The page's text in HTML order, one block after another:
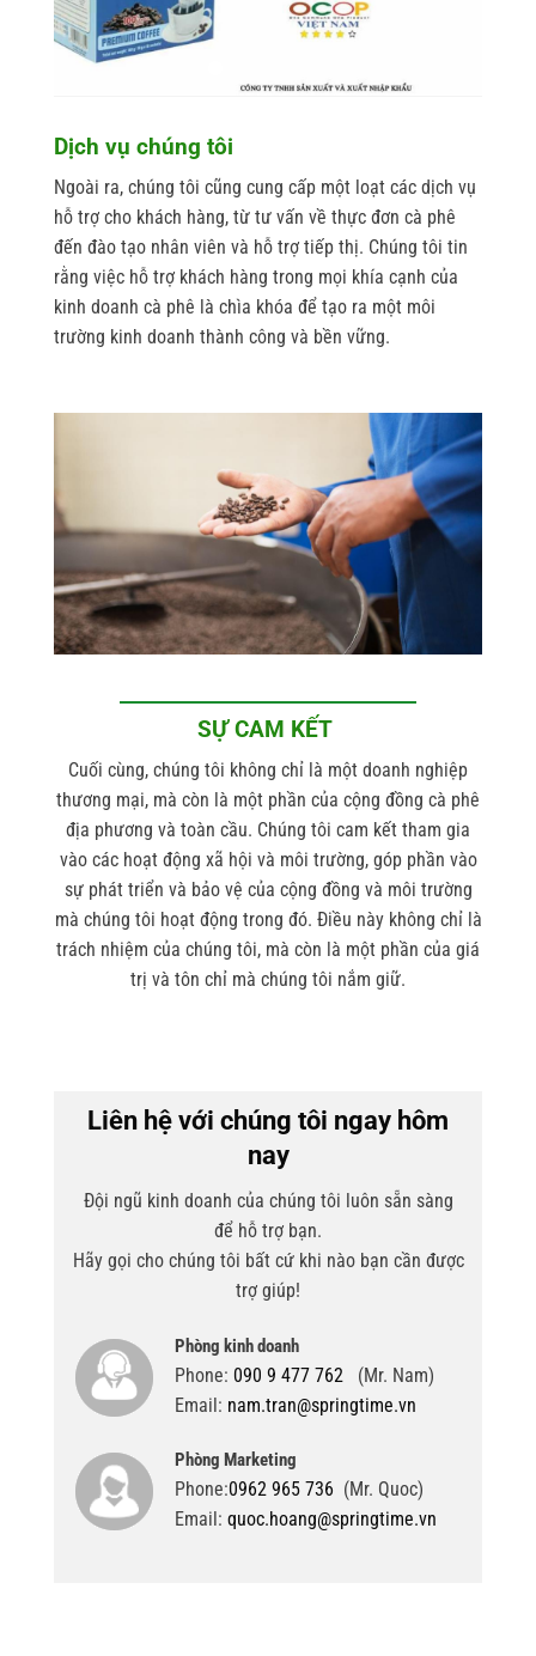
Dịch vụ chúng tôi
Ngoài ra, chúng tôi cũng cung cấp một loạt các dịch vụ
hỗ trợ cho khách hàng, từ tư vấn về thực đơn cà phê
đến đào tạo nhân viên và hỗ trợ tiếp thị. Chúng tôi tin
rằng việc hỗ trợ khách hàng trong mọi khía cạnh của
kinh doanh cà phê là chìa khóa để tạo ra một môi
trường kinh doanh thành công và bền vững.
SỰ CAM KẾT
Cuối cùng, chúng tôi không chỉ là một doanh nghiệp
thương mại, mà còn là một phần của cộng đồng cà phê
địa phương và toàn cầu. Chúng tôi cam kết tham gia
vào các hoạt động xã hội và môi trường, góp phần vào
sự phát triển và bảo vệ của cộng đồng và môi trường
mà chúng tôi hoạt động trong đó. Điều này không chỉ là
trách nhiệm của chúng tôi, mà còn là một phần của giá
trị và tôn chỉ mà chúng tôi nắm giữ.
Liên hệ với chúng tôi ngay hôm
nay
Đội ngũ kinh doanh của chúng tôi luôn sẵn sàng
để hỗ trợ bạn.
Hãy gọi cho chúng tôi bất cứ khi nào bạn cần được
trợ giúp!
Phòng kinh doanh
Phone: 090 9 477 762
(Mr. Nam)
Email: nam.tran@springtime.vn
Phòng Marketing
Phone:0962 965 736 (Mr. Quoc)
Email: quoc.hoang@springtime.vn